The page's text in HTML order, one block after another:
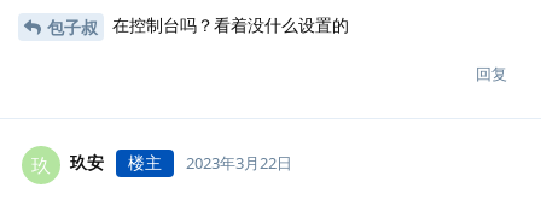
包子叔 在控制台吗？看着没什么设置的
回复
玖 玖安 楼主 2023年3月22日